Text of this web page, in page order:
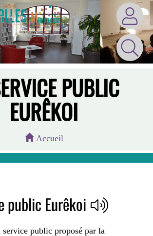
PUBLIC
EURÊKOI
Accueil
public Eurêkoi
service public proposé par la